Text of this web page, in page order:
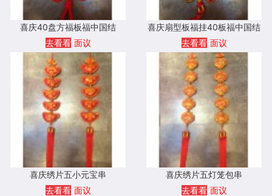
喜庆40盘方福板福中国结
去看看 面议
喜庆扇型板福挂40板福中国结
去看看 面议
喜庆绣片五小元宝串
去看看 面议
喜庆绣片五灯笼包串
去看看 面议